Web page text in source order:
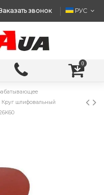
звонок РУС
0
Круг шлифовальный